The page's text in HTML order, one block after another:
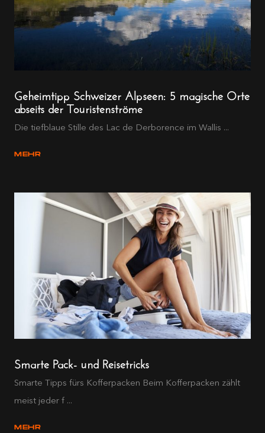
Geheimtipp Schweizer Alpseen: 5 magische Orte
abseits der Touristenströme
Die tiefblaue Stille des Lac de Derborence im Wallis ...
MEHR
Smarte Pack- und Reisetricks
Smarte Tipps fürs Kofferpacken Beim Kofferpacken zählt
meist jeder f ...
MEHR